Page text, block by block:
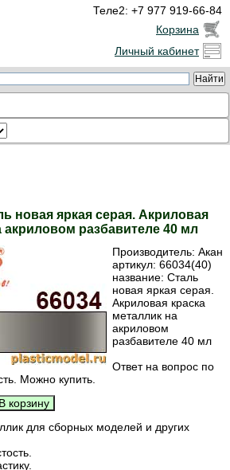
Теле2: +7 977 919-66-84
Корзина
Личный кабинет
новая яркая серая. Акриловая
акриловом разбавителе 40 мл
Производитель: Акан
артикул: 66034(40)
название: Сталь
новая яркая серая.
Акриловая краска
металлик на
акриловом
разбавителе 40 мл
Ответ на вопрос по
Можно купить.
для сборных моделей и других